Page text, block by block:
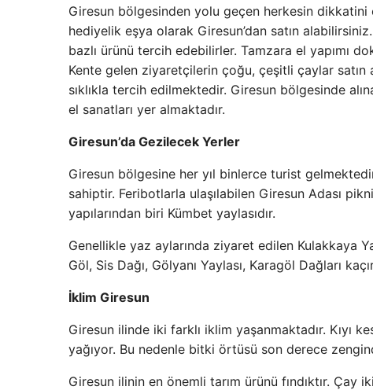
Giresun bölgesinden yolu geçen herkesin
hediyelik eşya olarak Giresun’dan satın
bazlı ürünü tercih edebilirler. Tamzara el yapımı
Kente gelen ziyaretçilerin çoğu, çeşitli çaylar satın
sıklıkla tercih edilmektedir. Giresun bölgesinde
el sanatları yer almaktadır.
Giresun’da Gezilecek Yerler
Giresun bölgesine her yıl binlerce turist
sahiptir. Feribotlarla ulaşılabilen Giresun Adası
yapılarından biri Kümbet yaylasıdır.
Genellikle yaz aylarında ziyaret edilen Kulakkaya
Göl, Sis Dağı, Gölyanı Yaylası, Karagöl Dağları
İklim Giresun
Giresun ilinde iki farklı iklim yaşanmaktadır. Kıyı
yağıyor. Bu nedenle bitki örtüsü son derece
Giresun ilinin en önemli tarım ürünü fındıktır.